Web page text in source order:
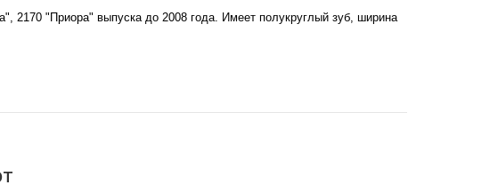
2170 "Приора" выпуска до 2008 года. Имеет полукруглый зуб, ширина